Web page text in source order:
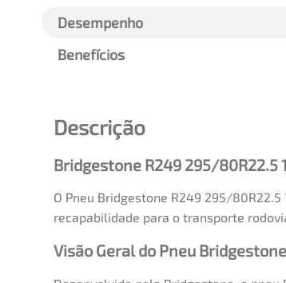
Desempenho
Benefícios
Descrição
Bridgestone R249 295/80R22.5
O Pneu Bridgestone R249 295/
recapabilidade para o transporte
Visão Geral do Pneu